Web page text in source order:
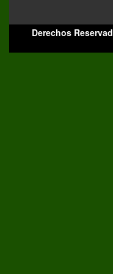
Derechos